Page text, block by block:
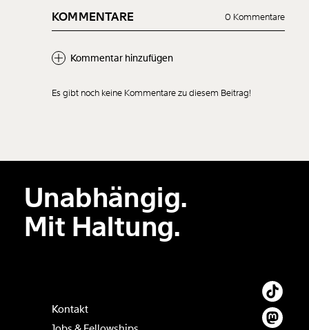
KOMMENTARE 0 Kommentare
Kommentar hinzufügen
Der Inhalt dieses Feldes wird nicht öffentlich zugänglich angezeigt.
Es gibt noch keine Kommentare zu diesem Beitrag!
Unabhängig.
Mit Haltung.
Kontakt